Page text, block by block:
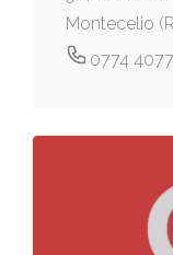
Montecelio
0774